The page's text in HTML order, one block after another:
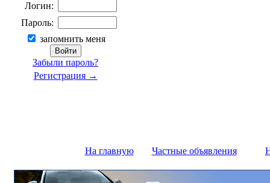
Логин:
Пароль:
запомнить меня
Забыли пароль?
Регистрация →
На главную Частные объявления